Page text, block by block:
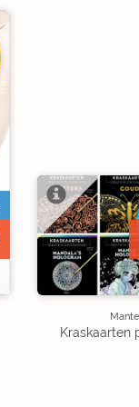
Kraskaarten